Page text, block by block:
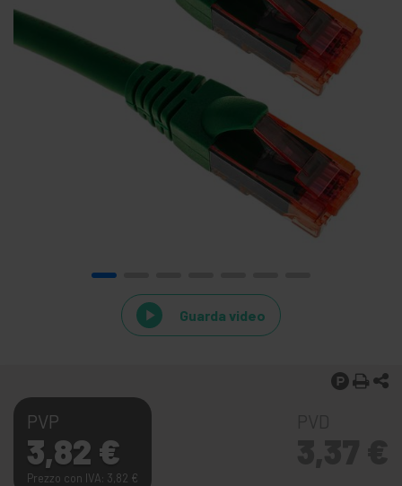
Guarda video
PVP
3,82 €
Prezzo con IVA: 3,82 €